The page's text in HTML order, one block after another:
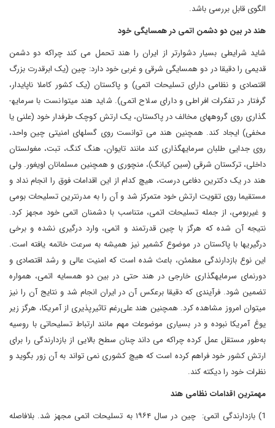
الگوی قابل بررسی باشد.
هند در بین دو دشمن اتمی در همسایگی خود
شاید شرایطی بسیار دشوارتر از ایران را هند تحمل می­ کند چراکه دو دشمن
قدیمی را دقیقا در دو همسایگی شرقی و غربی خود دارد: چین (یک ابرقدرت بزرگ
اقتصادی و نظامی دارای تسلیحات اتمی) و پاکستان (یک کشور کاملا ناپایدار،
گرفتار در تفکرات افراطی و دارای سلاح اتمی). شاید هند می­توانست با سرمایه­
گذاری روی گروه­های مخالف در پاکستان، یک ارتش کوچک طرفدار خود (علنی یا
مخفی) ایجاد کند. همچنین هند می ­توانست روی گسل­های امنیتی چین واحد،
روی جدایی طلبان سرمایه­گذاری کند مانند تایوان، هنگ کنگ، تبت، مغولستان
داخلی، ترکستان شرقی (سین کیانگ)، منچوری و همچنین مسلمانان اویغور. ولی
هند در یک دکترین دفاعی درست، هیچ کدام از این اقدامات فوق را انجام نداد و
مستقیما روی تقویت ارتش خود متمرکز شد و آن را به مدرن­ترین تسلیحات بومی
و غیربومی، از جمله تسلیحات اتمی، متناسب با دشمنان اتمی خود مجهز کرد.
نتیجه آن شده که هرگز با چین قدرتمند و اتمی، وارد درگیری نشده و برخی
درگیری­ها با پاکستان در موضوع کشمیر نیز همیشه به سرعت خاتمه یافته است.
این نوع بازدارندگی مطمئن، باعث شده است که امنیت عالی و رشد اقتصادی و
دورنمای سرمایه­گذاری خارجی در هند حتی در بین دو همسایه اتمی، همواره
تضمین شود. فرآیندی که دقیقا برعکس آن در ایران انجام شد و نتایج آن را نیز
می­توان امروز مشاهده کرد. همچنین هند علی‌رغم تاثیرپذیری از آمریکا، هرگز زیر
یوغ آمریکا نبوده و در بسیاری موضوعات مهم مانند ارتباط تسلیحاتی با روسیه
به‌طور مستقل عمل کرده چراکه می داند چنان سطح بالایی از بازدارندگی را برای
ارتش کشور خود فراهم کرده است که هیچ کشوری نمی ­تواند به آن زور بگوید و
نظرات خود را دیکته کند.
مهمترین اقدامات نظامی هند
1) بازدارندگی اتمی: چین در سال ۱۹۶۴ به تسلیحات اتمی مجهز شد. بلافاصله